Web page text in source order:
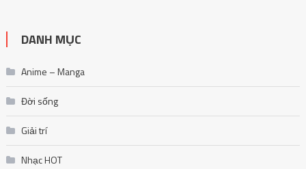
DANH MỤC
Anime – Manga
Đời sống
Giải trí
Nhạc HOT